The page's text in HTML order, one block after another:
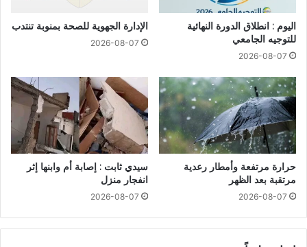
اليوم : انطلاق الدورة النهائية
للتوجيه الجامعي
2026-08-07
الإدارة الجهوية للصحة بمنوبة تنتدب
2026-08-07
حرارة مرتفعة وأمطار رعدية
مرتقبة بعد الظهر
2026-08-07
سيدي ثابت : إصابة أم وابنها إثر
انفجار منزل
2026-08-07